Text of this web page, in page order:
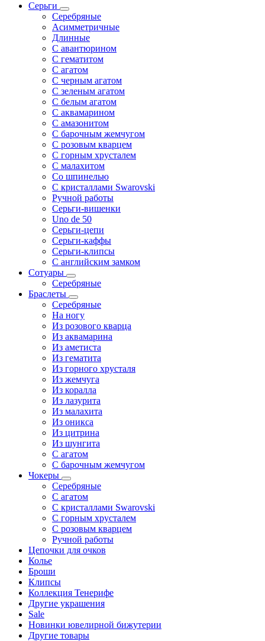
Серьги
Серебряные
Асимметричные
Длинные
С авантюрином
С гематитом
С агатом
С черным агатом
С зеленым агатом
С белым агатом
С аквамарином
С амазонитом
С барочным жемчугом
С розовым кварцем
С горным хрусталем
С малахитом
Со шпинелью
С кристаллами Swarovski
Ручной работы
Серьги-вишенки
Uno de 50
Серьги-цепи
Серьги-каффы
Серьги-клипсы
С английским замком
Сотуары
Серебряные
Браслеты
Серебряные
На ногу
Из розового кварца
Из аквамарина
Из аметиста
Из гематита
Из горного хрусталя
Из жемчуга
Из коралла
Из лазурита
Из малахита
Из оникса
Из цитрина
Из шунгита
С агатом
С барочным жемчугом
Чокеры
Серебряные
С агатом
С кристаллами Swarovski
С горным хрусталем
С розовым кварцем
Ручной работы
Цепочки для очков
Колье
Броши
Клипсы
Коллекция Тенерифе
Другие украшения
Sale
Новинки ювелирной бижутерии
Другие товары